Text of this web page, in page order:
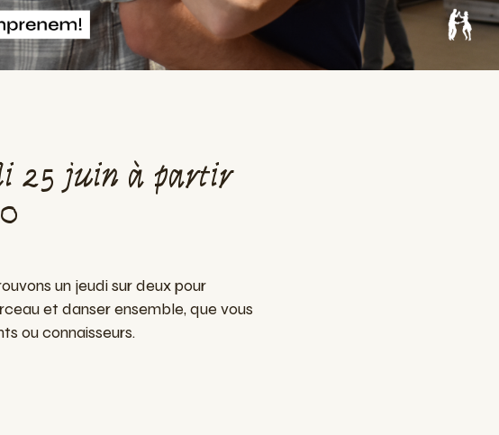
25 juin à partir
un jeudi sur deux pour
et danser ensemble, que vous
ou connaisseurs.